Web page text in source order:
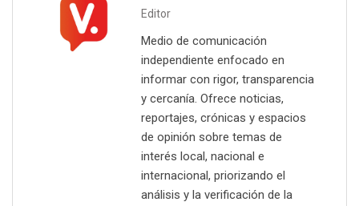
Editor
Medio de comunicación
independiente enfocado en
informar con rigor, transparencia
y cercanía. Ofrece noticias,
reportajes, crónicas y espacios
de opinión sobre temas de
interés local, nacional e
internacional, priorizando el
análisis y la verificación de la